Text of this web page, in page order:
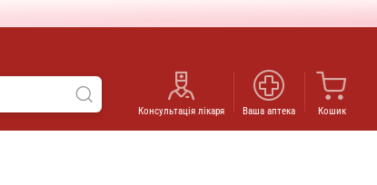
Консультація лікаря Ваша аптека Кошик